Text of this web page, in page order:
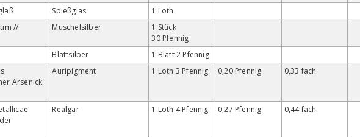
Spießglas
1 Loth
//
Muschelsilber
1 Stück
30 Pfennig
Blattsilber
1 Blatt 2 Pfennig
Arsenick
Auripigment 1 Loth 3 Pfennig 0,20 Pfennig 0,33 fach
Realgar 1 Loth 4 Pfennig 0,27 Pfennig 0,44 fach